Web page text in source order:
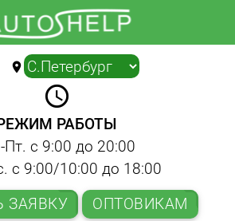
location_on ▼
query_builder
РАБОТЫ
Пт. с 9:00 до 20:00
с 9:00/10:00 до 18:00
ЗАЯВКУ
ОПТОВИКАМ